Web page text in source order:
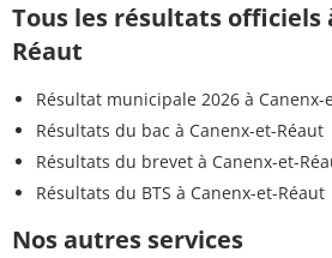
Tous les résultats officiels
Réaut
Résultat municipale 2026 à Canenx-
Résultats du bac à Canenx-et-Réaut
Résultats du brevet à Canenx-et-
Résultats du BTS à Canenx-et-Réaut
Nos autres services